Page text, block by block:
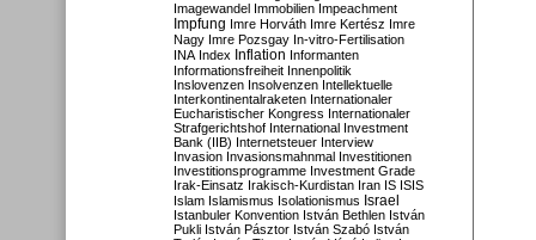
Imagewandel Immobilien Impeachment
Impfung Imre Horváth Imre Kertész Imre
Nagy Imre Pozsgay In-vitro-Fertilisation
INA Index Inflation Informanten
Informationsfreiheit Innenpolitik
Inslovenzen Insolvenzen Intellektuelle
Interkontinentalraketen Internationaler
Eucharistischer Kongress Internationaler
Strafgerichtshof International Investment
Bank (IIB) Internetsteuer Interview
Invasion Invasionsmahnmal Investitionen
Investitionsprogramme Investment Grade
Irak-Einsatz Irakisch-Kurdistan Iran IS ISIS
Islam Islamismus Isolationismus Israel
Istanbuler Konvention István Bethlen István
Pukli István Pásztor István Szabó István